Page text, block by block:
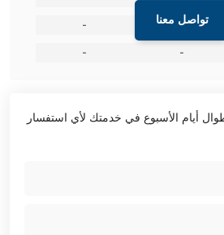
تواصل معنا
-
-
-
-
أيام الأسبوع في خدمتك لأي استفسار